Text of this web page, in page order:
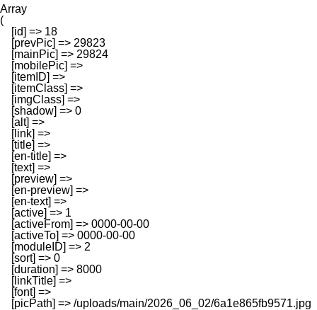
Array
(
    [id] => 18
    [prevPic] => 29823
    [mainPic] => 29824
    [mobilePic] =>
    [itemID] =>
    [itemClass] =>
    [imgClass] =>
    [shadow] => 0
    [alt] =>
    [link] =>
    [title] =>
    [en-title] =>
    [text] =>
    [preview] =>
    [en-preview] =>
    [en-text] =>
    [active] => 1
    [activeFrom] => 0000-00-00
    [activeTo] => 0000-00-00
    [moduleID] => 2
    [sort] => 0
    [duration] => 8000
    [linkTitle] =>
    [font] =>
    [picPath] => /uploads/main/2026_06_02/6a1e865fb9571.jpg